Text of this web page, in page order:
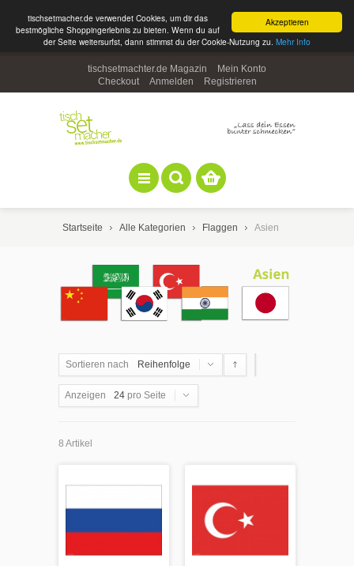
Akzeptieren
tischsetmacher.de verwendet Cookies, um dir das
bestmögliche Shoppingerlebnis zu bieten. Wenn du auf
der Seite weitersurfst, dann stimmst du der Cookie-Nutzung zu. Mehr Info
tischsetmachter.de Magazin
Mein Konto
Checkout
Anmelden Registrieren
Startseite Alle Kategorien Flaggen Asien
Sortieren nach Reihenfolge
Anzeigen 24 pro Seite
8 Artikel